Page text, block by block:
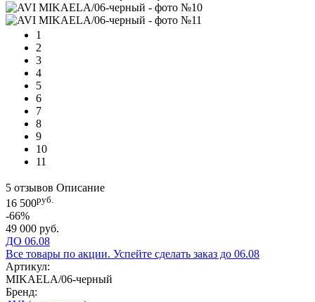
1
2
3
4
5
6
7
8
9
10
11
5 отзывов Описание
16 500руб.
-66%
49 000 руб.
ДО 06.08
Все товары по акции. Успейте сделать заказ до 06.08
Артикул:
MIKAELA/06-черный
Бренд: